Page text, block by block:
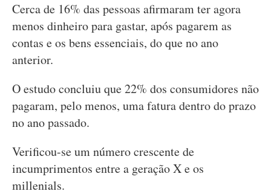
Cerca de 16% das pessoas afirmaram ter agora
menos dinheiro para gastar, após pagarem as
contas e os bens essenciais, do que no ano
anterior.
O estudo concluiu que 22% dos consumidores não
pagaram, pelo menos, uma fatura dentro do prazo
no ano passado.
Verificou-se um número crescente de
incumprimentos entre a geração X e os
millenials.